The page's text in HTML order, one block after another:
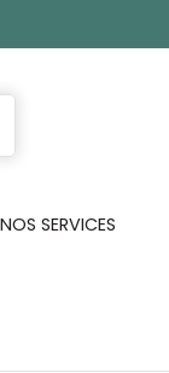
NOS SERVICES